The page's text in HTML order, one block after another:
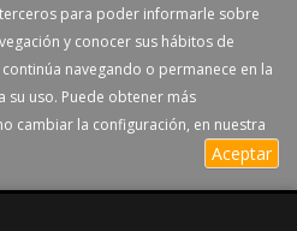
para poder informarle sobre
y conocer sus hábitos de
navegando o permanece en la
uso. Puede obtener más
cambiar la configuración, en nuestra
Aceptar